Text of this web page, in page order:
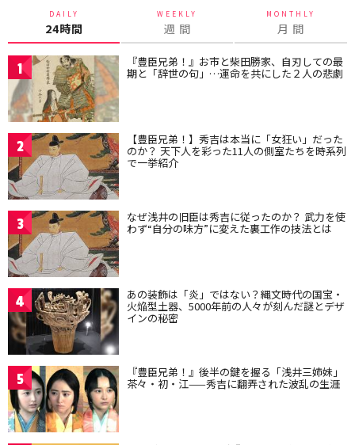
DAILY
24時間
WEEKLY
週 間
MONTHLY
月 間
1 『豊臣兄弟！』お市と柴田勝家、自刃しての最
期と「辞世の句」…運命を共にした２人の悲劇
2 【豊臣兄弟！】秀吉は本当に「女狂い」だった
のか？ 天下人を彩った11人の側室たちを時系列
で一挙紹介
3 なぜ浅井の旧臣は秀吉に従ったのか？ 武力を使
わず“自分の味方”に変えた裏工作の技法とは
4 あの装飾は「炎」ではない？縄文時代の国宝・
火焔型土器、5000年前の人々が刻んだ謎とデザ
インの秘密
5 『豊臣兄弟！』後半の鍵を握る「浅井三姉妹」
茶々・初・江——秀吉に翻弄された波乱の生涯